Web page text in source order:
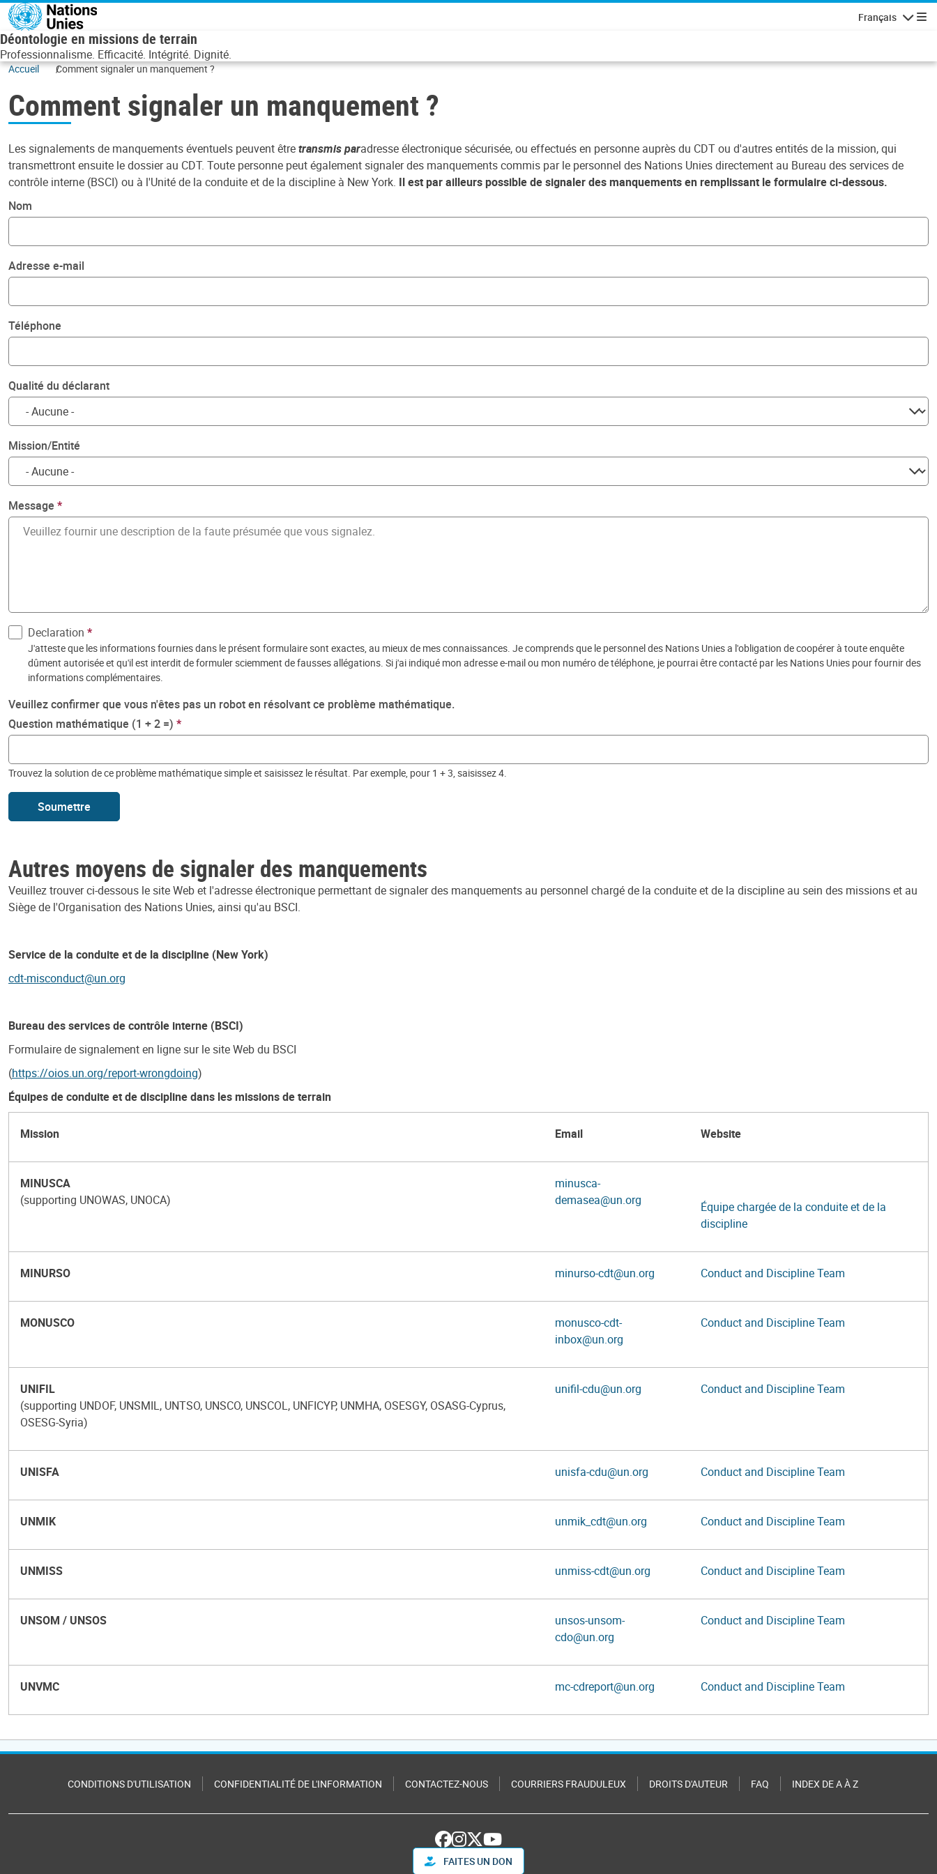
Aller au contenu principal
Français
Déontologie en missions de terrain
Professionnalisme. Efficacité. Intégrité. Dignité.
Accueil Comment signaler un manquement ?
Comment signaler un manquement ?
Les signalements de manquements éventuels peuvent êtretransmis paradresse électronique sécurisée, ou effectués en personne auprès du CDT ou d'autres entités de la mission, qui
transmettront ensuite le dossier au CDT. Toute personne peut également signaler des manquements commis par le personnel des Nations Unies directement au Bureau des services de
contrôle interne (BSCI) ou à l'Unité de la conduite et de la discipline à New York. Il est par ailleurs possible de signaler des manquements en remplissant le formulaire ci-dessous.
Nom
Adresse e-mail
Téléphone
Qualité du déclarant
Mission/Entité
Message
Declaration
J'atteste que les informations fournies dans le présent formulaire sont exactes, au mieux de mes connaissances. Je comprends que le personnel des Nations Unies a l'obligation de coopérer à toute enquête
dûment autorisée et qu'il est interdit de formuler sciemment de fausses allégations. Si j'ai indiqué mon adresse e-mail ou mon numéro de téléphone, je pourrai être contacté par les Nations Unies pour fournir des
informations complémentaires.
Veuillez confirmer que vous n'êtes pas un robot en résolvant ce problème mathématique.
Question mathématique (1 + 2 =)
Trouvez la solution de ce problème mathématique simple et saisissez le résultat. Par exemple, pour 1 + 3, saisissez 4.
Soumettre
Autres moyens de signaler des manquements
Veuillez trouver ci-dessous le site Web et l'adresse électronique permettant de signaler des manquements au personnel chargé de la conduite et de la discipline au sein des missions et au
Siège de l'Organisation des Nations Unies, ainsi qu'au BSCI.
Service de la conduite et de la discipline (New York)
cdt-misconduct@un.org
Bureau des services de contrôle interne (BSCI)
Formulaire de signalement en ligne sur le site Web du BSCI
(https://oios.un.org/report-wrongdoing)
Équipes de conduite et de discipline dans les missions de terrain
Mission Email Website
MINUSCA
(supporting UNOWAS, UNOCA)
minusca-
demasea@un.org
Équipe chargée de la conduite et de la
discipline
MINURSO minurso-cdt@un.org Conduct and Discipline Team
MONUSCO
monusco-cdt-
inbox@un.org
Conduct and Discipline Team
UNIFIL
(supporting UNDOF, UNSMIL, UNTSO, UNSCO, UNSCOL, UNFICYP, UNMHA, OSESGY, OSASG-Cyprus,
OSESG-Syria)
unifil-cdu@un.org Conduct and Discipline Team
UNISFA unisfa-cdu@un.org Conduct and Discipline Team
UNMIK unmik_cdt@un.org Conduct and Discipline Team
UNMISS unmiss-cdt@un.org Conduct and Discipline Team
UNSOM / UNSOS
unsos-unsom-
cdo@un.org
Conduct and Discipline Team
UNVMC mc-cdreport@un.org Conduct and Discipline Team
CONDITIONS D'UTILISATION CONFIDENTIALITÉ DE L'INFORMATION CONTACTEZ-NOUS COURRIERS FRAUDULEUX DROITS D'AUTEUR FAQ INDEX DE A À Z
FAITES UN DON